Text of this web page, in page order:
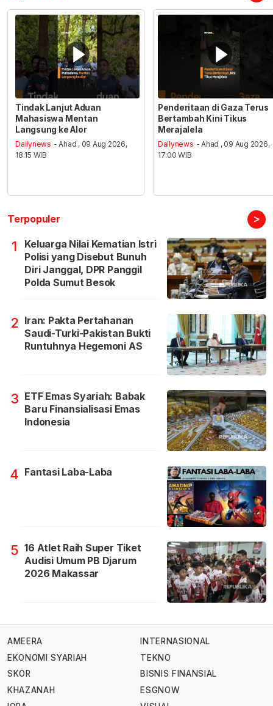
Tindak Lanjut Aduan
Mahasiswa Mentan
Langsung ke Alor
Dailynews - Ahad , 09 Aug 2026,
18:15 WIB
Penderitaan di Gaza Terus
Bertambah Kini Tikus
Merajalela
Dailynews - Ahad , 09 Aug 2026,
17:00 WIB
Terpopuler >
1
Keluarga Nilai Kematian Istri
Polisi yang Disebut Bunuh
Diri Janggal, DPR Panggil
Polda Sumut Besok
2 Iran: Pakta Pertahanan
Saudi-Turki-Pakistan Bukti
Runtuhnya Hegemoni AS
3 ETF Emas Syariah: Babak
Baru Finansialisasi Emas
Indonesia
4 Fantasi Laba-Laba
5 16 Atlet Raih Super Tiket
Audisi Umum PB Djarum
2026 Makassar
AMEERA
EKONOMI SYARIAH
SKOR
KHAZANAH
INTERNASIONAL
TEKNO
BISNIS FINANSIAL
ESGNOW